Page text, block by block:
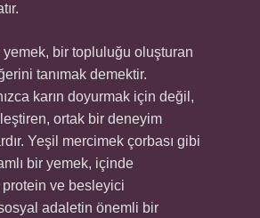
bir topluluğu oluşturan
tanımak demektir.
karın doyurmak için değil,
ortak bir deneyim
Yeşil mercimek çorbası gibi
bir yemek, içinde
ve besleyici
adaletin önemli bir